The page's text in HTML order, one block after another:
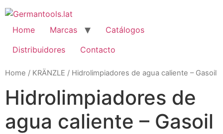
Skip
to
content
Home Marcas
Catálogos
Distribuidores
Contacto
Home / KRÄNZLE / Hidrolimpiadores de agua caliente – Gasoil
Hidrolimpiadores de
agua caliente – Gasoil